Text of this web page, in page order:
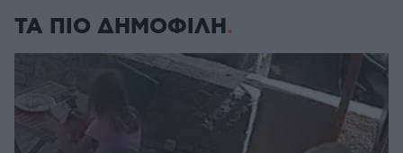
ΤΑ ΠΙΟ ΔΗΜΟΦΙΛΗ